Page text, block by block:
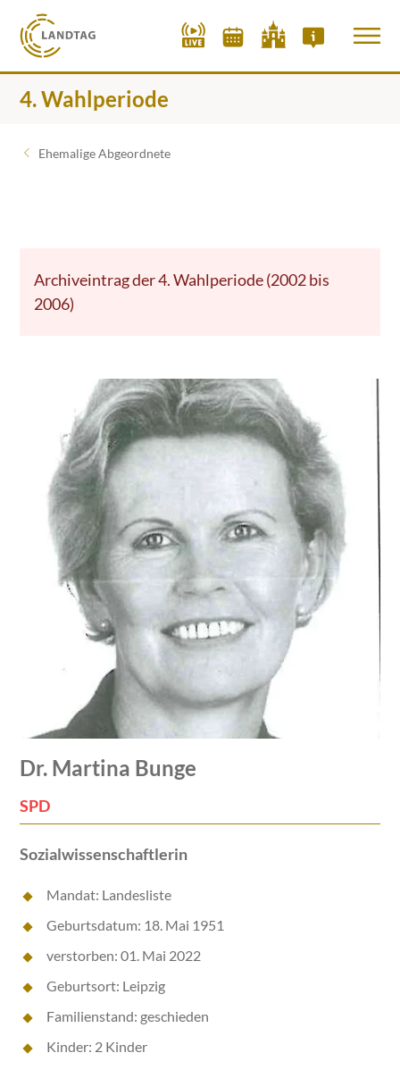
4. Wahlperiode
Ehemalige Abgeordnete
Archiveintrag der 4. Wahlperiode (2002 bis
2006)
Dr. Martina Bunge
SPD
Sozialwissenschaftlerin
Mandat: Landesliste
Geburtsdatum: 18. Mai 1951
verstorben: 01. Mai 2022
Geburtsort: Leipzig
Familienstand: geschieden
Kinder: 2 Kinder